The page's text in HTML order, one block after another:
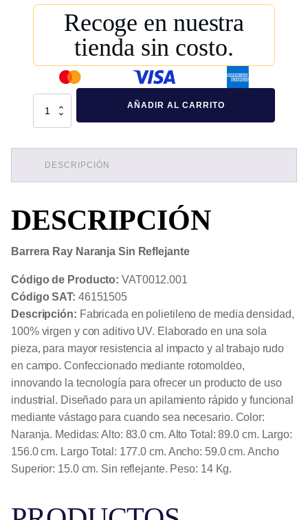
Recoge en nuestra
tienda sin costo.
Ray
AÑADIR AL CARRITO
DESCRIPCIÓN
DESCRIPCIÓN
Barrera Ray Naranja Sin Reflejante
Código de Producto: VAT0012.001
Código SAT: 46151505
Descripción: Fabricada en polietileno de media densidad,
100% virgen y con aditivo UV. Elaborado en una sola
pieza, para mayor resistencia al impacto y al trabajo rudo
en campo. Confeccionado mediante rotomoldeo,
innovando la tecnología para ofrecer un producto de uso
industrial. Diseñado para un apilamiento rápido y funcional
mediante vástago para cuando sea necesario. Color:
Naranja. Medidas: Alto: 83.0 cm. Alto Total: 89.0 cm. Largo:
156.0 cm. Largo Total: 177.0 cm. Ancho: 59.0 cm. Ancho
Superior: 15.0 cm. Sin reflejante. Peso: 14 Kg.